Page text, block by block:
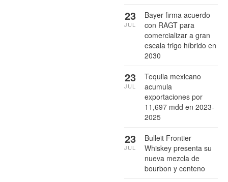
Bayer firma acuerdo
con RAGT para
comercializar a gran
escala trigo híbrido en
2030
23
JUL
Tequila mexicano
acumula
exportaciones por
11,697 mdd en 2023-
2025
23
JUL
Bulleit Frontier
Whiskey presenta su
nueva mezcla de
bourbon y centeno
23
JUL